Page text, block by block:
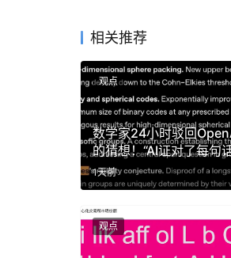
斜，同时维持谨慎的风险控
泡泡玛特中国市场布局
2026年最受关注的建仓动
变。4月起他通过卖出看
过程体现完整逻辑链条。
特的品牌壁垒、艺术家签
标志着能力圈向Z世代情
新兴品类的长期潜力，同
协同，共同指向消费科技
相关推荐
数学家24小时驳回
的猜想！“AI证对了每句
跟原猜想无关”
1天前
观点
观点